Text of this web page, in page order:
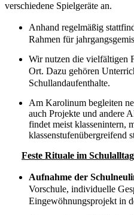
verschiedene Spielgeräte an.
Anhand regelmäßig
Rahmen für
Wir nutzen die vielfältigen
Ort. Dazu gehören
Schullandaufenthalte.
Am Karolinum begleiten
auch Projekte und andere
findet meist klassenintern,
klassenstufenübergreifend
Feste Rituale im Schulalltag
Aufnahme der
Vorschule, individuelle
Eingewöhnungsprojekt in